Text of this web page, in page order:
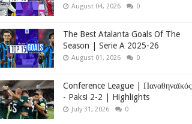
August 04, 2026 0
The Best Atalanta Goals Of The
Season | Serie A 2025-26
August 01, 2026 0
Conference League | Παναθηναϊκός
- Paksi 2-2 | Highlights
July 31, 2026 0